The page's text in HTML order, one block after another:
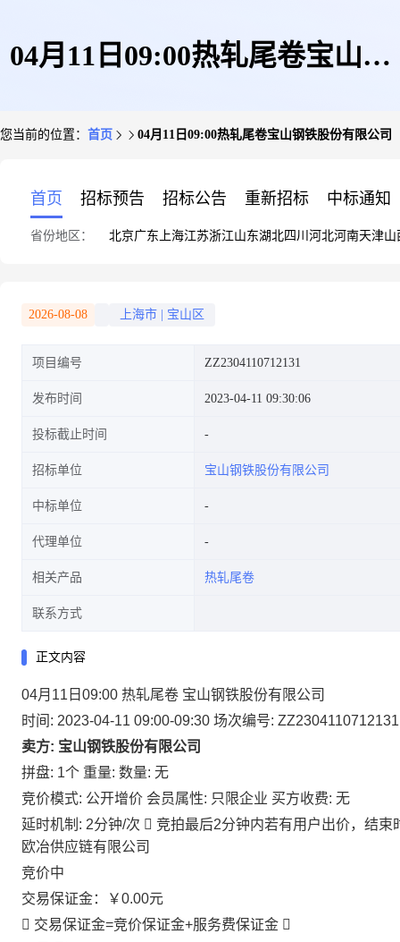
04月11日09:00热轧尾卷宝山钢
您当前的位置： 首页 04月11日09:00热轧尾卷宝山钢铁股份有限公司
首页 招标预告 招标公告 重新招标 中标通知
省份地区： 北京广东 上海江苏浙江山东湖北四川 河北河南天津山
2026-08-08 上海市 宝山区
项目编号 ZZ2304110712131
发布时间 2023-04-11 09:30:06
投标截止时间
招标单位 宝山钢铁股份有限公司
中标单位
代理单位
相关产品 热轧尾卷
联系方式
正文内容
04月11日09:00 热轧尾卷 宝山钢铁股份有限公司
时间: 2023-04-11 09:00-09:30 场次编号: ZZ2304110712131
卖方: 宝山钢铁股份有限公司
拼盘: 1个 重量: 数量: 无
竞价模式: 公开增价 会员属性: 只限企业 买方收费: 无
延时机制: 2分钟/次  竞拍最后2分钟内若有用户出价，结
欧冶供应链有限公司
竞价中
交易保证金：
￥0.00元
 交易保证金=竞价保证金+服务费保证金 